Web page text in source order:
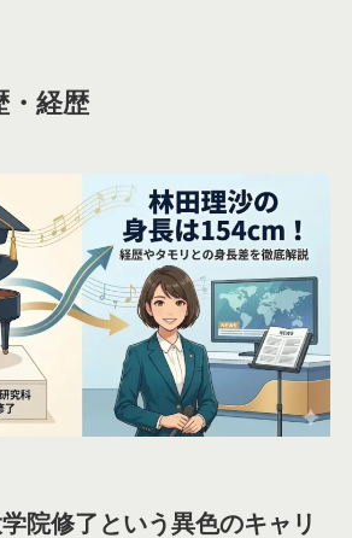
・経歴
院修了という異色のキャリ